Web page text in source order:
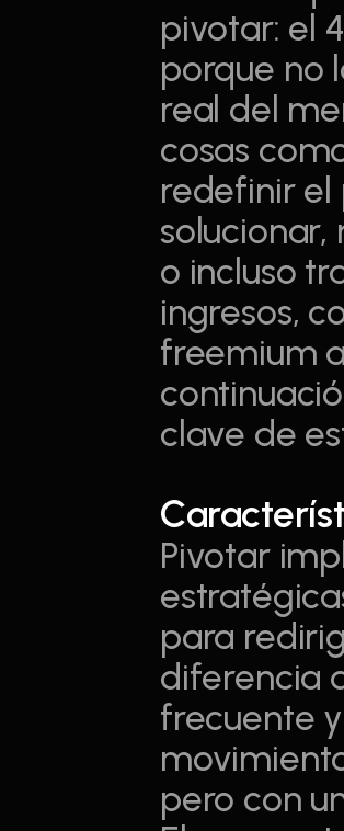
pivotar: el
porque no
real del
cosas
redefinir el
o incluso
ingresos,
freemium
clave de
Pivotar
para
diferencia
frecuente
pero con